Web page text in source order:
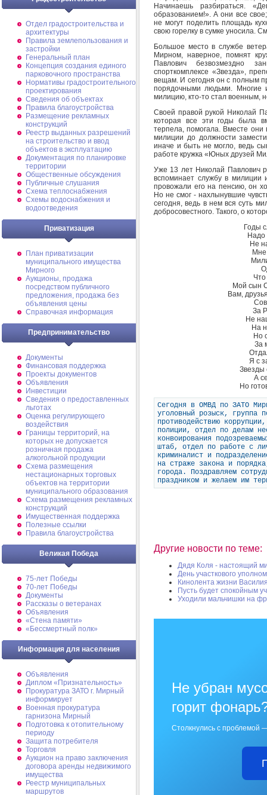
Отдел градостроительства и
архитектуры
Правила землепользования и
застройки
Генеральный план
Концепция создания единого
парковочного пространства
Нормативы градостроительного
проектирования
Сведения об объектах
Правила благоустройства
Размещение рекламных
конструкций
Реестр выданных разрешений
на строительство и ввод
объектов в эксплуатацию
Документация по планировке
территории
Общественные обсуждения
Публичные слушания
Схема теплоснабжения
Схемы водоснабжения и
водоотведения
Приватизация
План приватизации
муниципального имущества
Мирного
Аукционы, продажа
посредством публичного
предложения, продажа без
объявления цены
Справочная информация
Предпринимательство
Документы
Финансовая поддержка
Проекты документов
Объявления
Инвестиции
Сведения о предоставленных
льготах
Оценка регулирующего
воздействия
Границы территорий, на
которых не допускается
розничная продажа
алкогольной продукции
Схема размещения
нестационарных торговых
объектов на территории
муниципального образования
Схема размещения рекламных
конструкций
Имущественная поддержка
Полезные ссылки
Правила благоустройства
Великая Победа
75-лет Победы
70-лет Победы
Документы
Рассказы о ветеранах
Объявления
«Стена памяти»
«Бессмертный полк»
Информация для населения
Объявления
Диплом «Признательность»
Прокуратура ЗАТО г. Мирный
информирует
Военная прокуратура
гарнизона Мирный
Подготовка к отопительному
периоду
Защита потребителя
Торговля
Аукцион на право заключения
договора аренды недвижимого
имущества
Реестр муниципальных
маршрутов
Начинаешь разбираться.
образованием!». А они все
не могут поделить площадь
свою горелку в сумке уносила.
Большое место в службе
Мирном, наверное, помнят
Павлович безвозмездно
спорткомплексе «Звезда»,
вещам. И сегодня он с полным
порядочными людьми. Многие
милицию, кто-то стал военным,
Своей правой рукой Николай
которая все эти годы была
терпела, помогала. Вместе они
милиции до должности
иначе и быть не могло, ведь
работе кружка «Юных друзей
Уже 13 лет Николай Павлович
вспоминает службу в милиции
провожали его на пенсию, он
Но не смог - нахлынувшие
сегодня, ведь в нем вся суть
добросовестного. Такого, о
Годы
Надо
Не
Мне
Мой сын
Вам,
За
Не
На
Но
За
Я с
Звезды
А
Но
Сегодня в ОМВД по ЗАТО
уголовный розыск, группа
противодействию
полиции, отдел по делам
конвоирования
штаб, отдел по работе с
криминалист и
на страже закона и
города. Поздравляем
праздником и желаем им
Другие новости по теме:
Дядя Коля - настоящий
День участкового
Кинолента жизни
Пусть будет спокойным
Уходили мальчишки на
Не убран
горит
Столкнулись с проблемой